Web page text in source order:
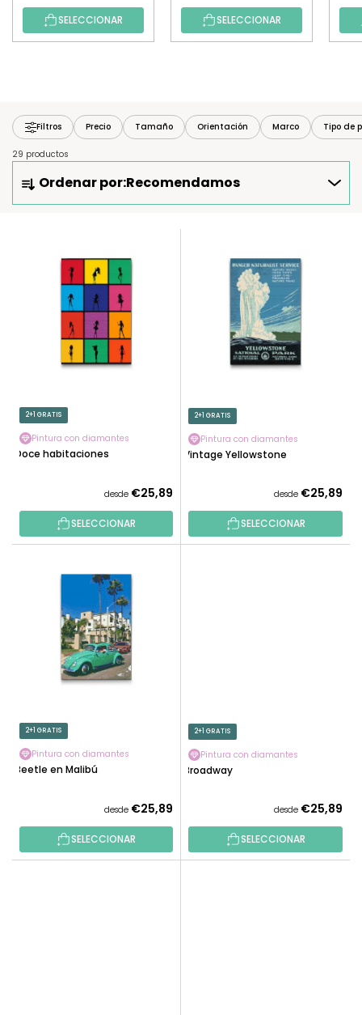
SELECCIONAR SELECCIONAR
Filtros Precio Tamaño Orientación Marco Tipo de
29 productos
D
C
T
O
S
Ordenar por:Recomendamos
O
D
U
O
2+1 GRATIS
Pintura con diamantes
Doce habitaciones
desde €25,89
SELECCIONAR
2+1 GRATIS
Pintura con diamantes
Vintage Yellowstone
desde €25,89
SELECCIONAR
2+1 GRATIS
Pintura con diamantes
Beetle en Malibú
desde €25,89
SELECCIONAR
2+1 GRATIS
Pintura con diamantes
Broadway
desde €25,89
SELECCIONAR